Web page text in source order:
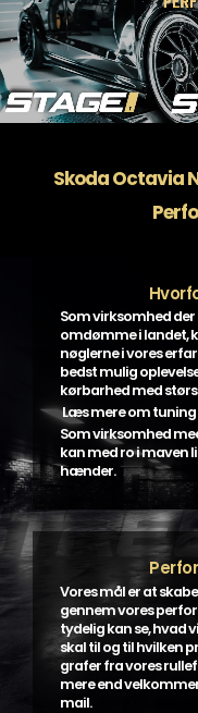
Værksted
Skoda Octavia
Som virksomhed
omdømme i landet,
nøglerne i vores
bedst mulig
kørbarhed med
Læs mere om tuning
Som virksomhed
kan med ro i maven
hænder.
Vores mål er at
gennem vores
tydelig kan se, hvad
skal til og til hvilken
grafer fra vores
mere end
mail.